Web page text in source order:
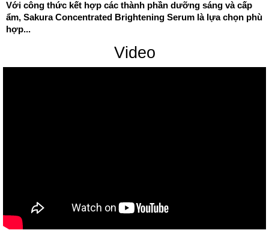
Với công thức kết hợp các thành phần dưỡng sáng và cấp
ẩm, Sakura Concentrated Brightening Serum là lựa chọn phù
hợp...
Video